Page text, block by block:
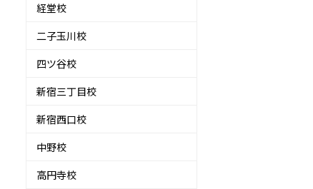
経堂校
二子玉川校
四ツ谷校
新宿三丁目校
新宿西口校
中野校
高円寺校